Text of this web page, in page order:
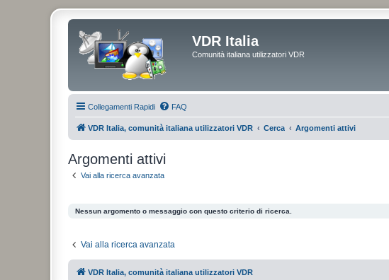
VDR Italia
Comunità italiana utilizzatori VDR
Collegamenti Rapidi FAQ
VDR Italia, comunità italiana utilizzatori VDR Cerca Argomenti attivi
Argomenti attivi
Vai alla ricerca avanzata
Nessun argomento o messaggio con questo criterio di ricerca.
Vai alla ricerca avanzata
VDR Italia, comunità italiana utilizzatori VDR